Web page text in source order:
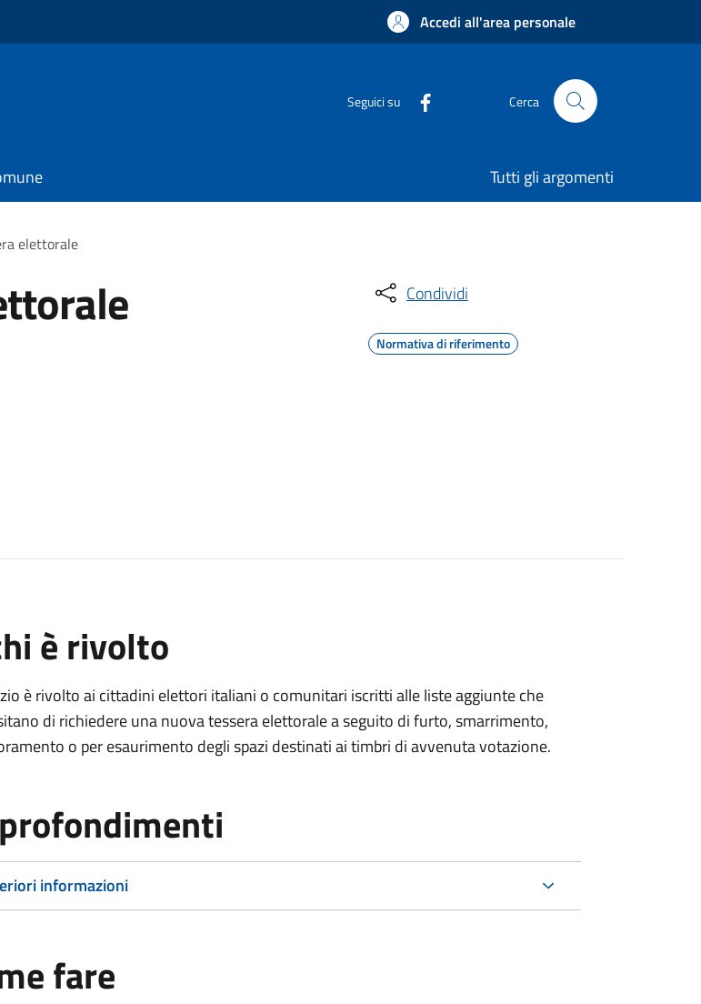
Accedi all'area personale
Seguici su Cerca
Tutti gli argomenti
elettorale
Condividi
Normativa di riferimento
è rivolto
è rivolto ai cittadini elettori italiani o comunitari iscritti alle liste aggiunte che
di richiedere una nuova tessera elettorale a seguito di furto, smarrimento,
o per esaurimento degli spazi destinati ai timbri di avvenuta votazione.
informazioni
fare